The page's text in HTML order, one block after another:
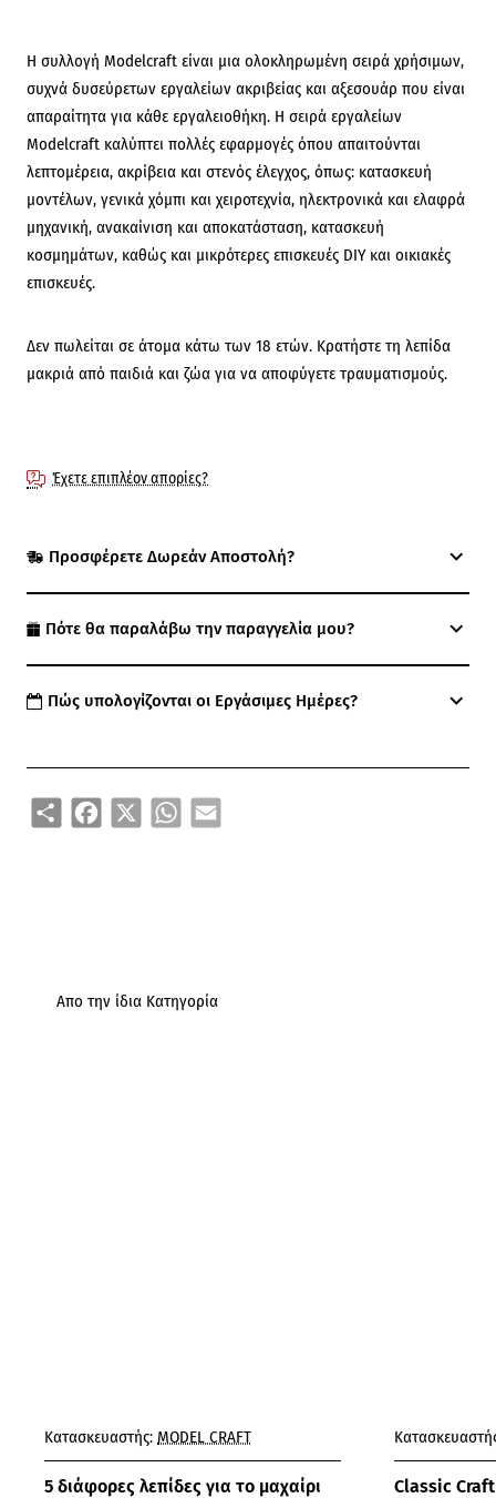
Η συλλογή Modelcraft είναι μια ολοκληρωμένη σειρά χρήσιμων,
συχνά δυσεύρετων εργαλείων ακριβείας και αξεσουάρ που είναι
απαραίτητα για κάθε εργαλειοθήκη. Η σειρά εργαλείων
Modelcraft καλύπτει πολλές εφαρμογές όπου απαιτούνται
λεπτομέρεια, ακρίβεια και στενός έλεγχος, όπως: κατασκευή
μοντέλων, γενικά χόμπι και χειροτεχνία, ηλεκτρονικά και ελαφρά
μηχανική, ανακαίνιση και αποκατάσταση, κατασκευή
κοσμημάτων, καθώς και μικρότερες επισκευές DIY και οικιακές
επισκευές.
Δεν πωλείται σε άτομα κάτω των 18 ετών. Κρατήστε τη λεπίδα
μακριά από παιδιά και ζώα για να αποφύγετε τραυματισμούς.
Έχετε επιπλέον απορίες?
Προσφέρετε Δωρεάν Αποστολή?
Πότε θα παραλάβω την παραγγελία μου?
Πώς υπολογίζονται οι Εργάσιμες Ημέρες?
Share Facebook
X WhatsAppEmail
Απο την ίδια Κατηγορία
Κατασκευαστής: MODEL CRAFT
5 διάφορες λεπίδες για το μαχαίρι
Classic